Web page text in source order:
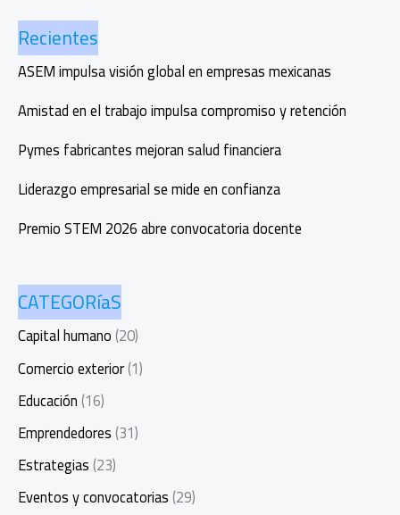
emprendedores
de
la
industria
de
la
belleza
Recientes
ASEM impulsa visión global en empresas mexicanas
Amistad en el trabajo impulsa compromiso y retención
Pymes fabricantes mejoran salud financiera
Liderazgo empresarial se mide en confianza
Premio STEM 2026 abre convocatoria docente
CATEGORíaS
Capital humano(20)
Comercio exterior(1)
Educación(16)
Emprendedores(31)
Estrategias(23)
Eventos y convocatorias(29)